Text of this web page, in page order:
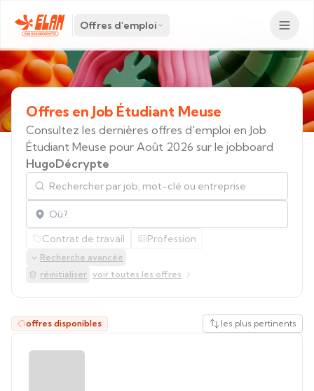
Offres d'emploi
Offres en Job Étudiant Meuse
Consultez les dernières offres d'emploi en Job
Étudiant Meuse pour Août 2026 sur le jobboard
HugoDécrypte
Rechercher par job, mot-clé ou entreprise
Localisation
Contrat de travail Profession
Recherche avancée
réinitialiser voir toutes les offres
offres disponibles les plus pertinents